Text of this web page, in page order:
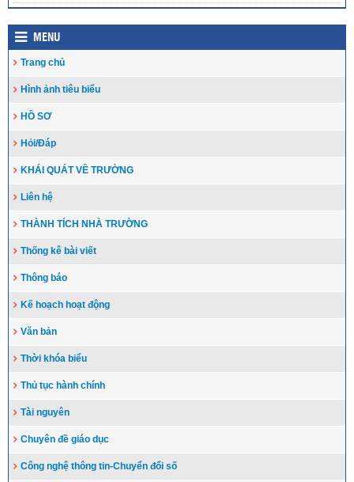
MENU
Trang chủ
Hình ảnh tiêu biểu
HỒ SƠ
Hỏi/Đáp
KHÁI QUÁT VỀ TRƯỜNG
Liên hệ
THÀNH TÍCH NHÀ TRƯỜNG
Thống kê bài viết
Thông báo
Kế hoạch hoạt động
Văn bản
Thời khóa biểu
Thủ tục hành chính
Tài nguyên
Chuyên đề giáo dục
Công nghệ thông tin-Chuyển đổi số